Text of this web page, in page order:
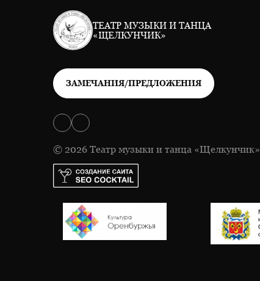
ТЕАТР МУЗЫКИ И ТАНЦА
«ЩЕЛКУНЧИК»
ЗАМЕЧАНИЯ/ПРЕДЛОЖЕНИЯ
© 2026 Театр музыки и танца «Щелкунчик»